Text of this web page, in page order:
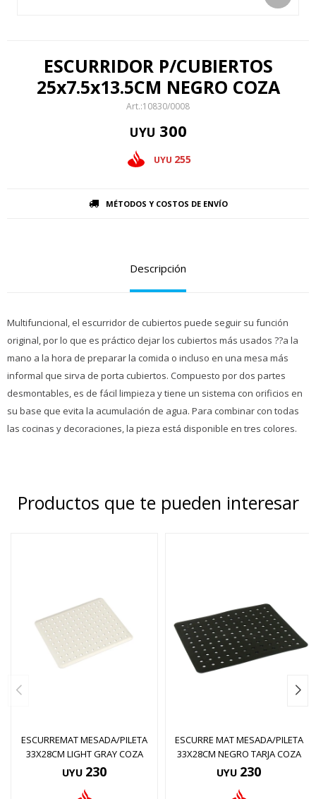
ESCURRIDOR P/CUBIERTOS
25x7.5x13.5CM NEGRO COZA
10830/0008
UYU 300
UYU 255
MÉTODOS Y COSTOS DE ENVÍO
Descripción
Multifuncional, el escurridor de cubiertos puede seguir su función
original, por lo que es práctico dejar los cubiertos más usados ??a la
mano a la hora de preparar la comida o incluso en una mesa más
informal que sirva de porta cubiertos. Compuesto por dos partes
desmontables, es de fácil limpieza y tiene un sistema con orificios en
su base que evita la acumulación de agua. Para combinar con todas
las cocinas y decoraciones, la pieza está disponible en tres colores.
Productos que te pueden interesar
ESCURREMAT MESADA/PILETA
33X28CM LIGHT GRAY COZA
UYU 230
ESCURRE MAT MESADA/PILETA
33X28CM NEGRO TARJA COZA
UYU 230